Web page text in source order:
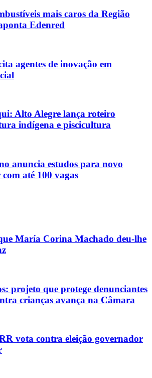
mais caros da Região
Edenred
agentes de inovação em
Alto Alegre lança roteiro
indígena e piscicultura
anuncia estudos para novo
até 100 vagas
María Corina Machado deu-lhe
projeto que protege denunciantes
crianças avança na Câmara
vota contra eleição governador